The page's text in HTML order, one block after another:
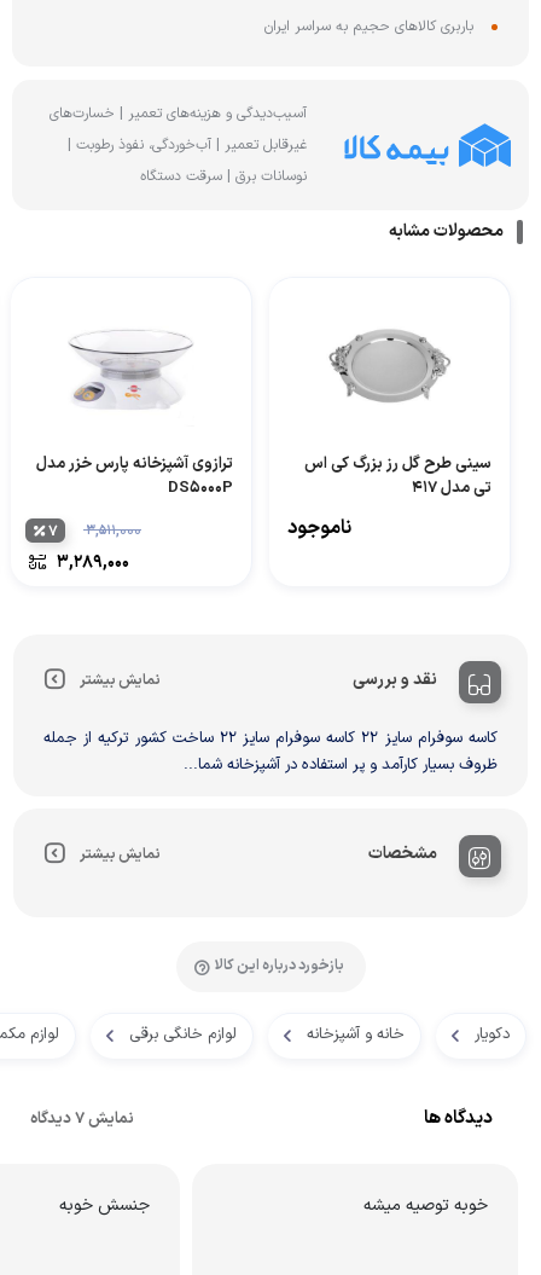
باربری کالاهای حجیم به سراسر ایران
آسیب‌دیدگی و هزینه‌های تعمیر | خسارت‌های
غیرقابل تعمیر | آب‌خوردگی، نفوذ رطوبت |
نوسانات برق | سرقت دستگاه
محصولات مشابه
سینی طرح گل رز بزرگ کی اس
تی مدل 417
ناموجود
ترازوی آشپزخانه پارس خزر مدل
DS5000P
۳,۵۱۱,۰۰۰
۳,۲۸۹,۰۰۰
۷
نقد و بررسی نمایش بیشتر
کاسه سوفرام سایز 22 کاسه سوفرام سایز 22 ساخت کشور ترکیه از جمله
ظروف بسیار کارآمد و پر استفاده در آشپزخانه شما...
مشخصات نمایش بیشتر
بازخورد درباره این کالا
دکویار خانه و آشپزخانه لوازم خانگی برقی لوازم
دیدگاه ها نمایش 7 دیدگاه
خوبه توصیه میشه جنسش خوبه